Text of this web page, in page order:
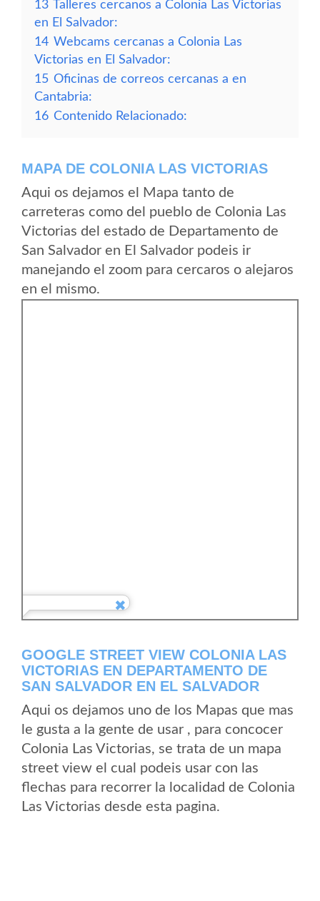
13 Talleres cercanos a Colonia Las Victorias
en El Salvador:
14 Webcams cercanas a Colonia Las
Victorias en El Salvador:
15 Oficinas de correos cercanas a en
Cantabria:
16 Contenido Relacionado:
MAPA DE COLONIA LAS VICTORIAS
Aqui os dejamos el Mapa tanto de
carreteras como del pueblo de Colonia Las
Victorias del estado de Departamento de
San Salvador en El Salvador podeis ir
manejando el zoom para cercaros o alejaros
en el mismo.
GOOGLE STREET VIEW COLONIA LAS
VICTORIAS EN DEPARTAMENTO DE
SAN SALVADOR EN EL SALVADOR
Aqui os dejamos uno de los Mapas que mas
le gusta a la gente de usar , para concocer
Colonia Las Victorias, se trata de un mapa
street view el cual podeis usar con las
flechas para recorrer la localidad de Colonia
Las Victorias desde esta pagina.